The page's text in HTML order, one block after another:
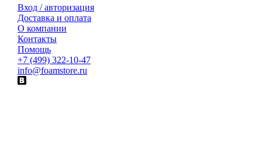
Вход / авторизация
Доставка и оплата
О компании
Контакты
Помощь
+7 (499) 322-10-47
info@foamstore.ru